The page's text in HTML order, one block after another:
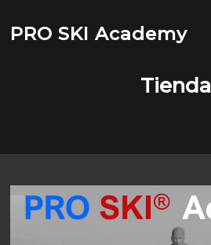
contenido
PRO SKI Academy
Tienda